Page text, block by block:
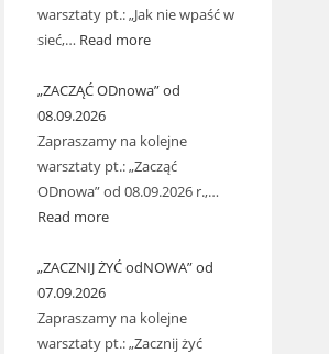
warsztaty pt.: „Jak nie wpaść w
sieć,… Read more
„ZACZĄĆ ODnowa” od
08.09.2026
Zapraszamy na kolejne
warsztaty pt.: „Zacząć
ODnowa” od 08.09.2026 r.,…
Read more
„ZACZNIJ ŻYĆ odNOWA” od
07.09.2026
Zapraszamy na kolejne
warsztaty pt.: „Zacznij żyć